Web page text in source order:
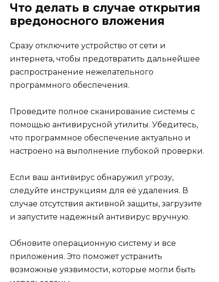
Что делать в случае открытия
вредоносного вложения
Сразу отключите устройство от сети и
интернета, чтобы предотвратить дальнейшее
распространение нежелательного
программного обеспечения.
Проведите полное сканирование системы с
помощью антивирусной утилиты. Убедитесь,
что программное обеспечение актуально и
настроено на выполнение глубокой проверки.
Если ваш антивирус обнаружил угрозу,
следуйте инструкциям для её удаления. В
случае отсутствия активной защиты, загрузите
и запустите надежный антивирус вручную.
Обновите операционную систему и все
приложения. Это поможет устранить
возможные уязвимости, которые могли быть